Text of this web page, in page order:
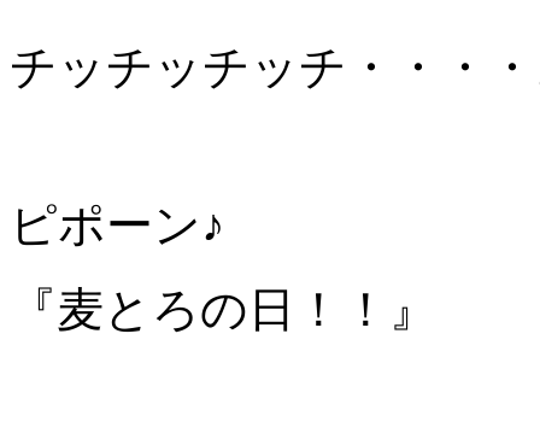
チッチッチッチ・・・
ピポーン♪
『麦とろの日！！』